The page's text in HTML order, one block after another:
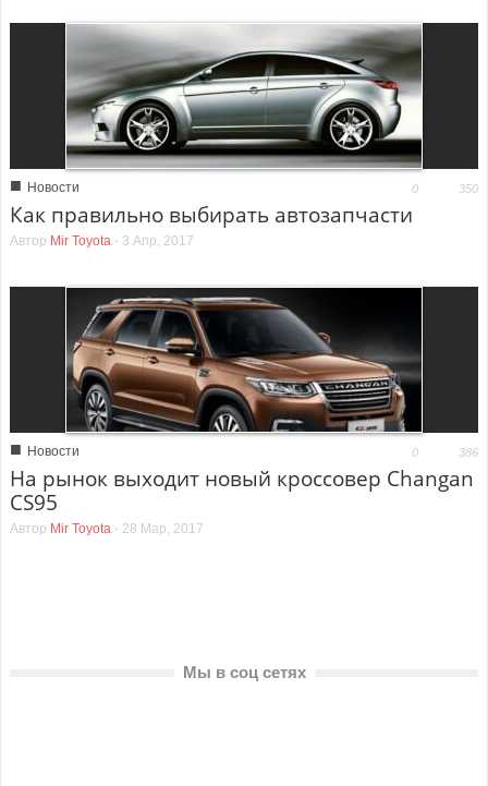
■ Новости 0 350
Как правильно выбирать автозапчасти
Автор Mir Toyota - 3 Апр, 2017
■ Новости 0 386
На рынок выходит новый кроссовер Changan
CS95
Автор Mir Toyota - 28 Мар, 2017
Мы в соц сетях